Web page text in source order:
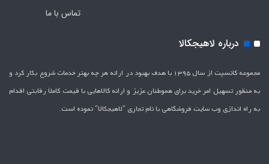
تماس با ما
درباره لاهیجکالا
مجموعه کانسپت از سال 1395 با هدف بهبود در ارائه هر چه بهتر خدمات شروع بکار کرد و
به منظور تسهیل امر خرید برای هموطنان عزیز و ارائه کالاهایی با قیمت کاملاَ رقابتی اقدام
به راه اندازی وب سایت فروشگاهی با نام تجاری "لاهیج­کالا" نموده است.